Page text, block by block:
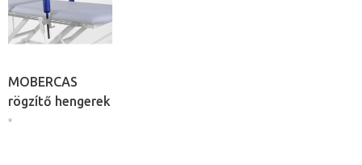
MOBERCAS
rögzítő hengerek
*